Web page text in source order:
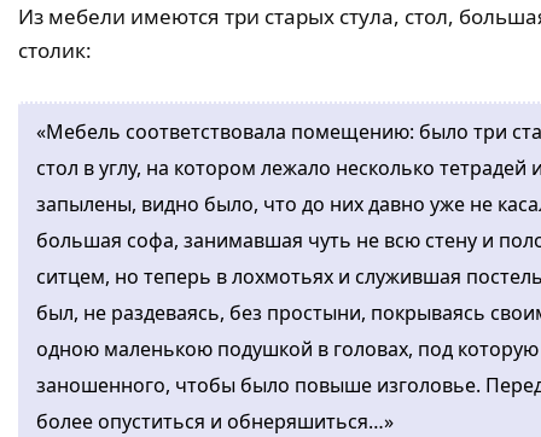
Из мебели имеются три старых стула, стол,
столик:
«Мебель соответствовала помещению: было три
стол в углу, на котором лежало несколько
запылены, видно было, что до них давно уже не
большая софа, занимавшая чуть не всю стену и
ситцем, но теперь в лохмотьях и служившая
был, не раздеваясь, без простыни, покрываясь
одною маленькою подушкой в головах, под
заношенного, чтобы было повыше изголовье.
более опуститься и обнеряшиться…»